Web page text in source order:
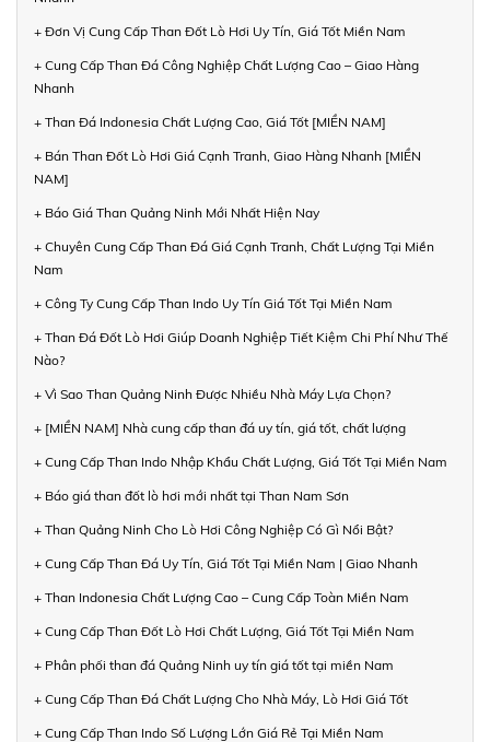
+ Đơn Vị Cung Cấp Than Đốt Lò Hơi Uy Tín, Giá Tốt Miền Nam
+ Cung Cấp Than Đá Công Nghiệp Chất Lượng Cao – Giao Hàng
Nhanh
+ Than Đá Indonesia Chất Lượng Cao, Giá Tốt [MIỀN NAM]
+ Bán Than Đốt Lò Hơi Giá Cạnh Tranh, Giao Hàng Nhanh [MIỀN
NAM]
+ Báo Giá Than Quảng Ninh Mới Nhất Hiện Nay
+ Chuyên Cung Cấp Than Đá Giá Cạnh Tranh, Chất Lượng Tại Miền
Nam
+ Công Ty Cung Cấp Than Indo Uy Tín Giá Tốt Tại Miền Nam
+ Than Đá Đốt Lò Hơi Giúp Doanh Nghiệp Tiết Kiệm Chi Phí Như Thế
Nào?
+ Vì Sao Than Quảng Ninh Được Nhiều Nhà Máy Lựa Chọn?
+ [MIỀN NAM] Nhà cung cấp than đá uy tín, giá tốt, chất lượng
+ Cung Cấp Than Indo Nhập Khẩu Chất Lượng, Giá Tốt Tại Miền Nam
+ Báo giá than đốt lò hơi mới nhất tại Than Nam Sơn
+ Than Quảng Ninh Cho Lò Hơi Công Nghiệp Có Gì Nổi Bật?
+ Cung Cấp Than Đá Uy Tín, Giá Tốt Tại Miền Nam | Giao Nhanh
+ Than Indonesia Chất Lượng Cao – Cung Cấp Toàn Miền Nam
+ Cung Cấp Than Đốt Lò Hơi Chất Lượng, Giá Tốt Tại Miền Nam
+ Phân phối than đá Quảng Ninh uy tín giá tốt tại miền Nam
+ Cung Cấp Than Đá Chất Lượng Cho Nhà Máy, Lò Hơi Giá Tốt
+ Cung Cấp Than Indo Số Lượng Lớn Giá Rẻ Tại Miền Nam